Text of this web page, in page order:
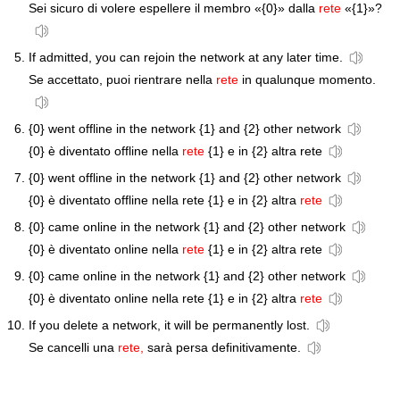
Sei sicuro di volere espellere il membro «{0}» dalla rete «{1}»?
If admitted, you can rejoin the network at any later time.
Se accettato, puoi rientrare nella rete in qualunque momento.
{0} went offline in the network {1} and {2} other network
{0} è diventato offline nella rete {1} e in {2} altra rete
{0} went offline in the network {1} and {2} other network
{0} è diventato offline nella rete {1} e in {2} altra rete
{0} came online in the network {1} and {2} other network
{0} è diventato online nella rete {1} e in {2} altra rete
{0} came online in the network {1} and {2} other network
{0} è diventato online nella rete {1} e in {2} altra rete
If you delete a network, it will be permanently lost.
Se cancelli una rete, sarà persa definitivamente.